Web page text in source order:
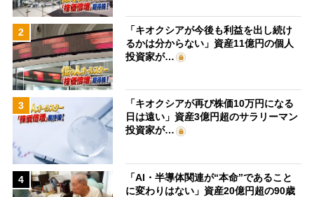
2
「キオクシアが今後も利益を出し続け
るかは分からない」資産11億円の個人
投資家が…
3
「キオクシアが再び株価10万円になる
日は遠い」資産3億円超のサラリーマン
投資家が…
4
「AI・半導体関連が“本命”であること
に変わりはない」資産20億円超の90歳